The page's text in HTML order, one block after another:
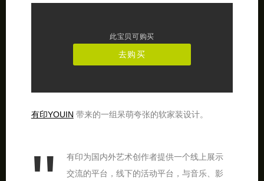
此宝贝可购买
去购买
有印YOUIN 带来的一组呆萌夸张的软家装设计。
有印为国内外艺术创作者提供一个线上展示
交流的平台，线下的活动平台，与音乐、影